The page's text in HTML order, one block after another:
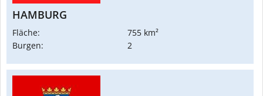
HAMBURG
Fläche:
755 km²
Burgen:
2